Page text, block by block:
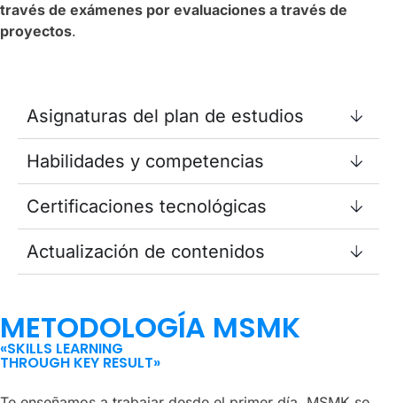
través de exámenes por evaluaciones a través de
proyectos.
Asignaturas del plan de estudios
Habilidades y competencias
Certificaciones tecnológicas
Actualización de contenidos
METODOLOGÍA MSMK
«SKILLS LEARNING
THROUGH KEY RESULT»